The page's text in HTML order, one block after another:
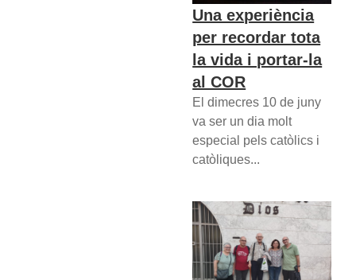
Una experiència
per recordar tota
la vida i portar-la
al COR
El dimecres 10 de juny
va ser un dia molt
especial pels catòlics i
catòliques...